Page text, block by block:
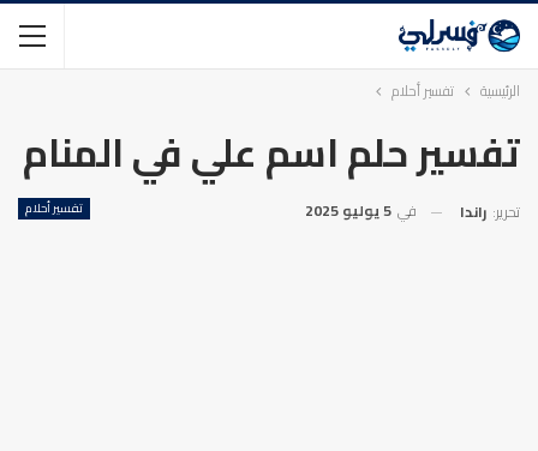
الرئيسية تفسير أحلام
تفسير حلم اسم علي في المنام
تفسير أحلام تحرير: راندا في 5 يوليو 2025